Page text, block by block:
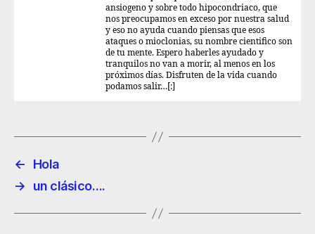
ansiogeno y sobre todo hipocondriaco, que
nos preocupamos en exceso por nuestra salud
y eso no ayuda cuando piensas que esos
ataques o mioclonias, su nombre cientifico son
de tu mente. Espero haberles ayudado y
tranquilos no van a morir, al menos en los
próximos días. Disfruten de la vida cuando
podamos salir…[:]
←
Hola
→
un clásico….